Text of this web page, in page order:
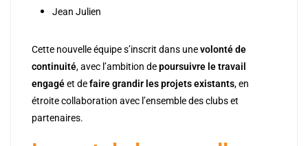
Jean Julien
Cette nouvelle équipe s’inscrit dans unevolonté de
continuité, avec l’ambition depoursuivre le travail
engagéet defaire grandir les projets existants, en
étroite collaboration avec l’ensemble des clubs et
partenaires.